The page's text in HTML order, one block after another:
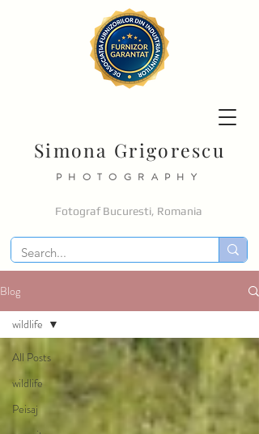
Simona Grigorescu
PHOTOGRAPHY
Fotograf Bucuresti, Romania
Blog
All Posts
wildlife
Peisaj
wildlife